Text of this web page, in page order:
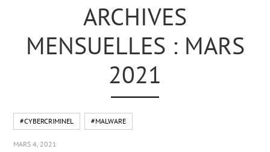
ARCHIVES
MENSUELLES : MARS
2021
#CYBERCRIMINEL #MALWARE
MARS 4, 2021